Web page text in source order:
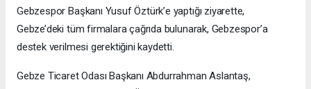
Gebzespor Başkanı Yusuf Öztürk’e yaptığı ziyarette,
Gebze’deki tüm firmalara çağrıda bulunarak, Gebzespor’a
destek verilmesi gerektiğini kaydetti.
Gebze Ticaret Odası Başkanı Abdurrahman Aslantaş,